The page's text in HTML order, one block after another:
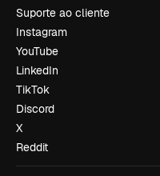
Suporte ao cliente
Instagram
YouTube
LinkedIn
TikTok
Discord
X
Reddit